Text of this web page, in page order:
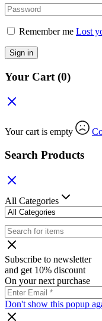
Remember me Lost
Sign in
Your Cart (0)
Your cart is empty
Search Products
All Categories
Subscribe to newsletter
and get 10% discount
On your next purchase
Don't show this popup